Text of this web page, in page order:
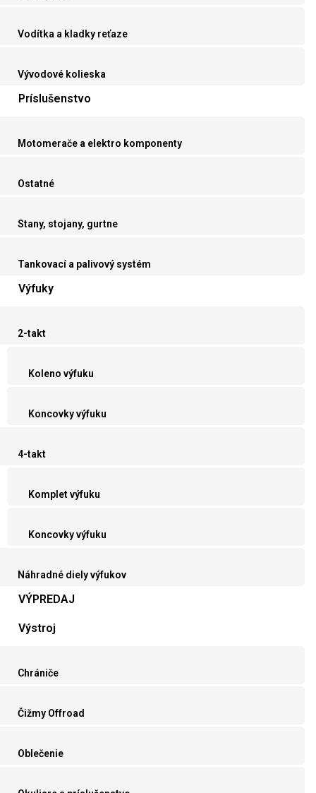
Vodítka a kladky reťaze
Vývodové kolieska
Príslušenstvo
Motomerače a elektro komponenty
Ostatné
Stany, stojany, gurtne
Tankovací a palivový systém
Výfuky
2-takt
Koleno výfuku
Koncovky výfuku
4-takt
Komplet výfuku
Koncovky výfuku
Náhradné diely výfukov
VÝPREDAJ
Výstroj
Chrániče
Čižmy Offroad
Oblečenie